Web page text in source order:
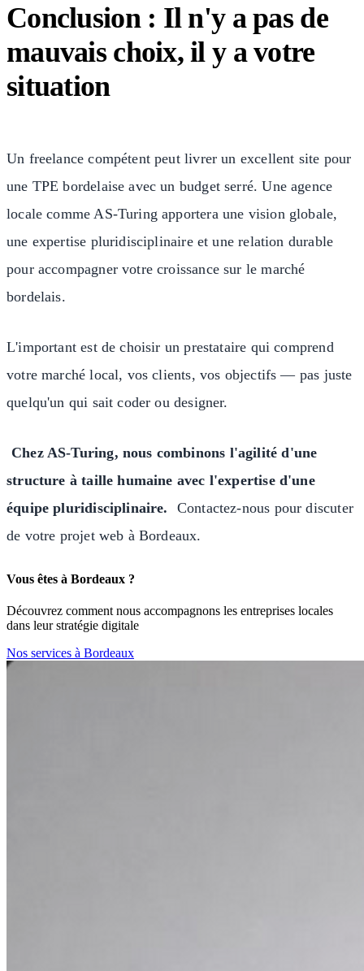
Conclusion : Il n'y a pas de
mauvais choix, il y a votre
situation
Un freelance compétent peut livrer un excellent site pour
une TPE bordelaise avec un budget serré. Une agence
locale comme AS-Turing apportera une vision globale,
une expertise pluridisciplinaire et une relation durable
pour accompagner votre croissance sur le marché
bordelais.
L'important est de choisir un prestataire qui comprend
votre marché local, vos clients, vos objectifs — pas juste
quelqu'un qui sait coder ou designer.
Chez AS-Turing, nous combinons l'agilité d'une
structure à taille humaine avec l'expertise d'une
équipe pluridisciplinaire.
Contactez-nous pour discuter
de votre projet web à Bordeaux.
Vous êtes à Bordeaux ?
Découvrez comment nous accompagnons les entreprises locales
dans leur stratégie digitale
Nos services à Bordeaux